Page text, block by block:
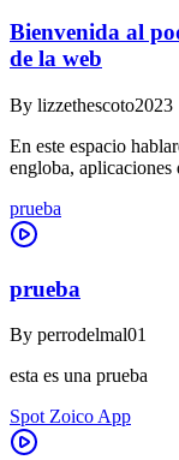
Bienvenida al
de la web
By lizzethescoto2023
En este espacio
engloba, aplicaciones
prueba
prueba
By perrodelmal01
esta es una prueba
Spot Zoico App